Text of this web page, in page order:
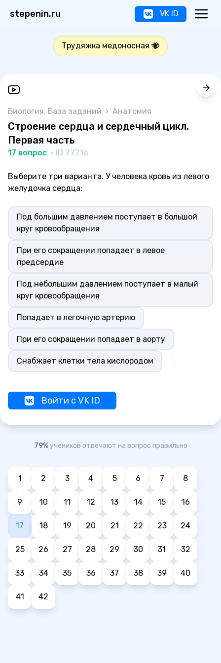
stepenin.ru VK ID
Трудяжка медоносная 🐝
Биология. База заданий › Анатомия
Строение сердца и сердечный цикл.
Первая часть
17 вопрос · ID 77716
Выберите три варианта. У человека кровь из левого
желудочка сердца:
Под большим давлением поступает в большой
круг кровообращения
При его сокращении попадает в левое
предсердие
Под небольшим давлением поступает в малый
круг кровообращения
Попадает в легочную артерию
При его сокращении попадает в аорту
Снабжает клетки тела кислородом
Войти с VK ID
79%учеников отвечают на вопрос правильно
1 2 3 4 5 6 7 8
9 10 11 12 13 14 15 16
17 18 19 20 21 22 23 24
25 26 27 28 29 30 31 32
33 34 35 36 37 38 39 40
41 42